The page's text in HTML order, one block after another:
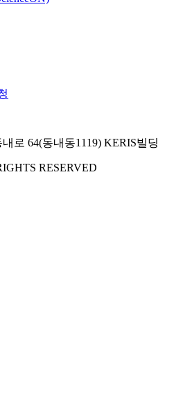
로 64(동내동1119) KERIS빌딩
RESERVED